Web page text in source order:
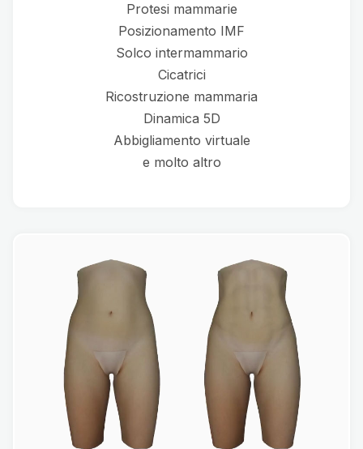
Protesi mammarie
Posizionamento IMF
Solco intermammario
Cicatrici
Ricostruzione mammaria
Dinamica 5D
Abbigliamento virtuale
e molto altro